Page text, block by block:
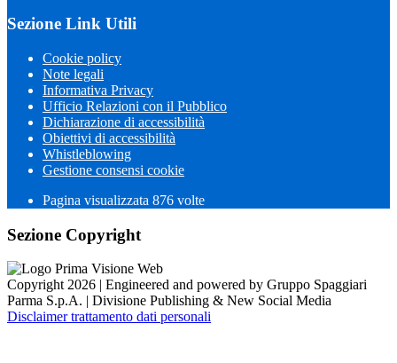
Sezione Link Utili
Cookie policy
Note legali
Informativa Privacy
Ufficio Relazioni con il Pubblico
Dichiarazione di accessibilità
Obiettivi di accessibilità
Whistleblowing
Gestione consensi cookie
Pagina visualizzata 876 volte
Sezione Copyright
Copyright 2026 | Engineered and powered by Gruppo Spaggiari
Parma S.p.A. | Divisione Publishing & New Social Media
Disclaimer trattamento dati personali